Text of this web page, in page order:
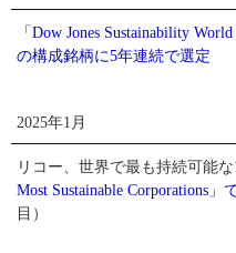
「Dow Jones Sustainability
の構成銘柄に5年連続で選定
2025年1月
リコー、世界で最も持続可能な
Most Sustainable Corporations」
目）